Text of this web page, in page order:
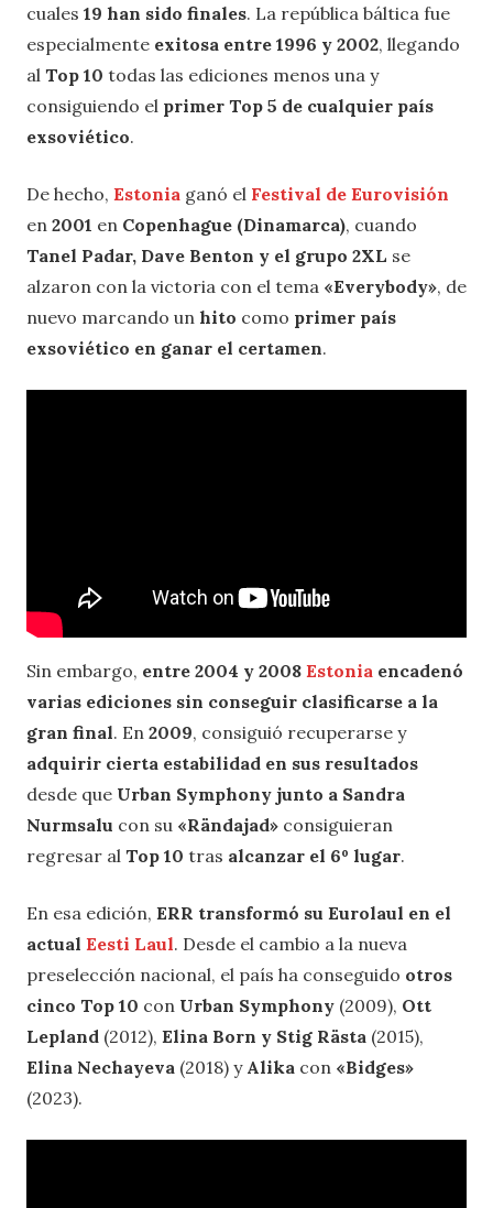
cuales 19 han sido finales. La república báltica fue
especialmente exitosa entre 1996 y 2002, llegando
al Top 10 todas las ediciones menos una y
consiguiendo el primer Top 5 de cualquier país
exsoviético.
De hecho, Estonia ganó el Festival de Eurovisión
en 2001 en Copenhague (Dinamarca), cuando
Tanel Padar, Dave Benton y el grupo 2XL se
alzaron con la victoria con el tema «Everybody», de
nuevo marcando un hito como primer país
exsoviético en ganar el certamen.
Sin embargo, entre 2004 y 2008 Estonia encadenó
varias ediciones sin conseguir clasificarse a la
gran final. En 2009, consiguió recuperarse y
adquirir cierta estabilidad en sus resultados
desde que Urban Symphony junto a Sandra
Nurmsalu con su «Rändajad» consiguieran
regresar al Top 10 tras alcanzar el 6º lugar.
En esa edición, ERR transformó su Eurolaul en el
actual Eesti Laul. Desde el cambio a la nueva
preselección nacional, el país ha conseguido otros
cinco Top 10 con Urban Symphony (2009), Ott
Lepland (2012), Elina Born y Stig Rästa (2015),
Elina Nechayeva (2018) y Alika con «Bidges»
(2023).